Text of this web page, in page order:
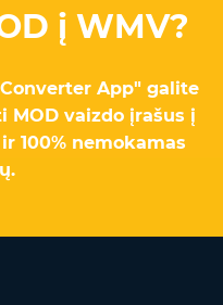
į WMV?
App" galite
vaizdo įrašus į
100% nemokamas